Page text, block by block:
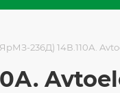
236Д) 14В.110А.